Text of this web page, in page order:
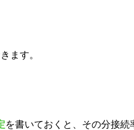
ます。
を書いておくと、その分接